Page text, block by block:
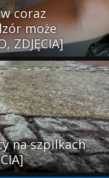
coraz
może
ZDJĘCIA]
na szpilkach